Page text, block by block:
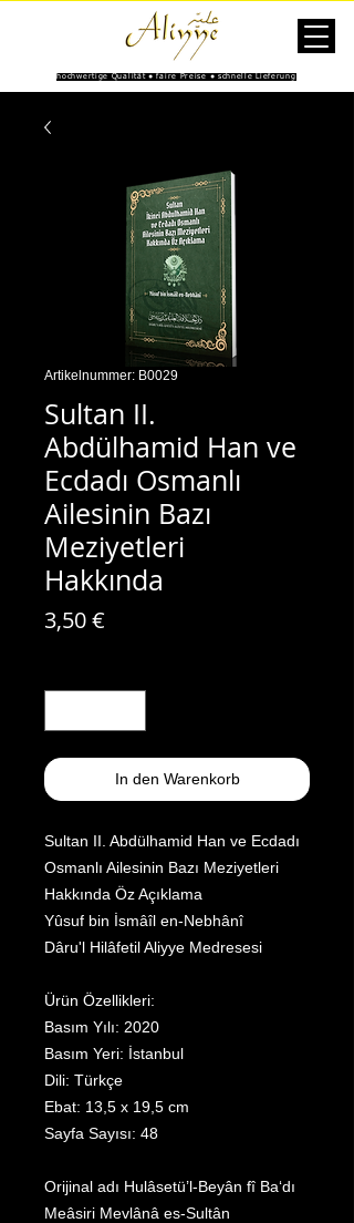
hochwertige Qualität ● faire Preise ● schnelle Lieferung
Artikelnummer: B0029
Sultan II.
Abdülhamid Han ve
Ecdadı Osmanlı
Ailesinin Bazı
Meziyetleri
Hakkında
3,50 €
In den Warenkorb
Sultan II. Abdülhamid Han ve Ecdadı
Osmanlı Ailesinin Bazı Meziyetleri
Hakkında Öz Açıklama
Yûsuf bin İsmâîl en-Nebhânî
Dâru'l Hilâfetil Aliyye Medresesi
Ürün Özellikleri:
Basım Yılı: 2020
Basım Yeri: İstanbul
Dili: Türkçe
Ebat: 13,5 x 19,5 cm
Sayfa Sayısı: 48
Orijinal adı Hulâsetü’l-Beyân fî Ba‘dı
Meâsiri Mevlânâ es-Sultân